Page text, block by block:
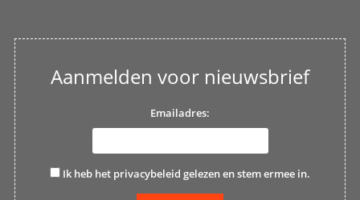
Aanmelden voor nieuwsbrief
Emailadres:
Ik heb het privacybeleid gelezen en stem ermee in.